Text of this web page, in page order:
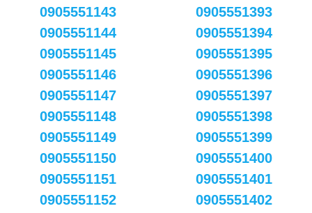
0905551143
0905551144
0905551145
0905551146
0905551147
0905551148
0905551149
0905551150
0905551151
0905551152
0905551393
0905551394
0905551395
0905551396
0905551397
0905551398
0905551399
0905551400
0905551401
0905551402